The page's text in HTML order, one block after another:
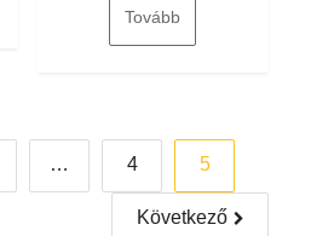
Tovább
… 4 5
Következő